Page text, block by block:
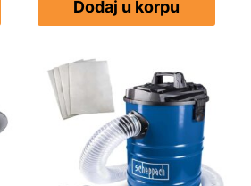
Dodaj u korpu